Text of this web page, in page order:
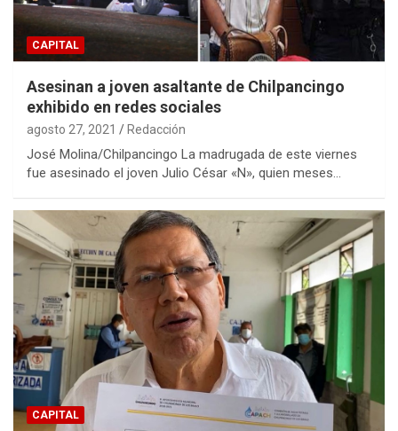
CAPITAL
Asesinan a joven asaltante de Chilpancingo
exhibido en redes sociales
agosto 27, 2021 Redacción
José Molina/Chilpancingo La madrugada de este viernes
fue asesinado el joven Julio César «N», quien meses…
CAPITAL